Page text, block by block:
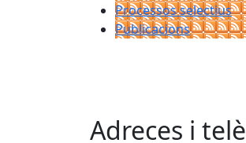
Processos selectius
Publicacions
Adreces i